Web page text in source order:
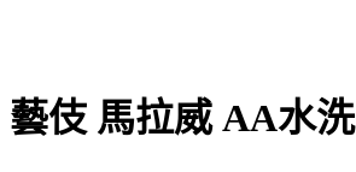
藝伎 馬拉威 AA水洗